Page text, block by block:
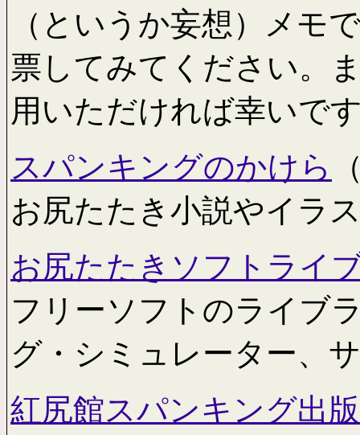
（というか妄想）メモ
票してみてください。
用いただければ幸いで
スパンキングのかけら
お尻たたき小説やイラ
お尻たたきソフトライ
フリーソフトのライブ
グ・シミュレーター、
紅尻館スパンキング出